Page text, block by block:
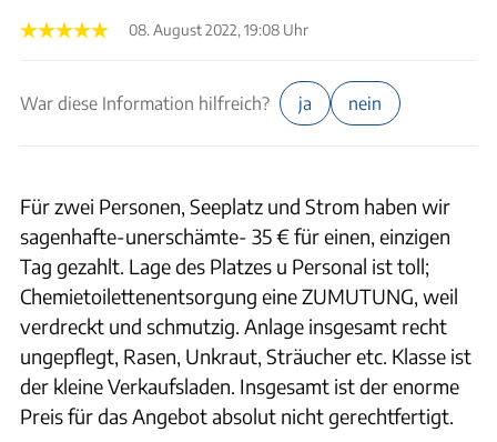
08. August 2022, 19:08 Uhr
War diese Information hilfreich? ja nein
Für zwei Personen, Seeplatz und Strom haben wir
sagenhafte-unerschämte- 35 € für einen, einzigen
Tag gezahlt. Lage des Platzes u Personal ist toll;
Chemietoilettenentsorgung eine ZUMUTUNG, weil
verdreckt und schmutzig. Anlage insgesamt recht
ungepflegt, Rasen, Unkraut, Sträucher etc. Klasse ist
der kleine Verkaufsladen. Insgesamt ist der enorme
Preis für das Angebot absolut nicht gerechtfertigt.